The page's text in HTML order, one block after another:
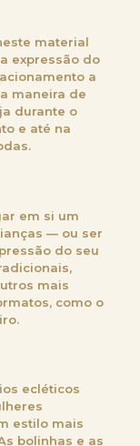
material
expressão do
a
maneira de
durante o
e até na
em si um
— ou ser
do seu
mais
como o
ecléticos
estilo mais
bolinhas e as